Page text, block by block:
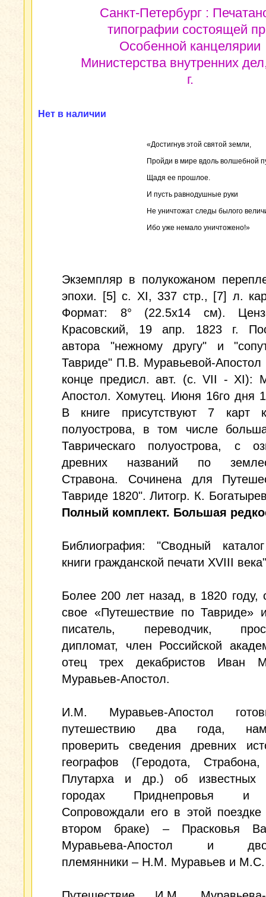
Санкт-Петербург :
типографии состоящей
Особенной канцелярии
Министерства внутренних
г.
Нет в наличии
«Достигнув этой святой земли,
Пройди в мире вдоль волшебной
Щадя ее прошлое.
И пусть равнодушные руки
Не уничтожат следы былого
Ибо уже немало уничтожено!»
Экземпляр в полукожаном
эпохи. [5] с. XI, 337 стр., [7] л.
Формат: 8° (22.5x14 см).
Красовский, 19 апр. 1823 г.
автора "нежному другу" и
Тавриде" П.В. Муравьевой-Апостол
конце предисл. авт. (с. VII - XI):
Апостол. Хомутец. Июня 16го дня
В книге присутствуют 7 карт
полуострова, в том числе
Таврическаго полуострова, с
древних названий по
Стравона. Сочинена для
Тавриде 1820". Литогр. К.
Полный комплект. Большая
Библиография: "Сводный
книги гражданской печати XVIII
Более 200 лет назад, в 1820 году,
свое «Путешествие по Тавриде»
писатель, переводчик,
дипломат, член Российской
отец трех декабристов Иван
Муравьев-Апостол.
И.М. Муравьев-Апостол
путешествию два года,
проверить сведения древних
географов (Геродота,
Плутарха и др.) об известных
городах Приднепровья и
Сопровождали его в этой
втором браке) – Прасковья
Муравьева-Апостол и
племянники – Н.М. Муравьев и